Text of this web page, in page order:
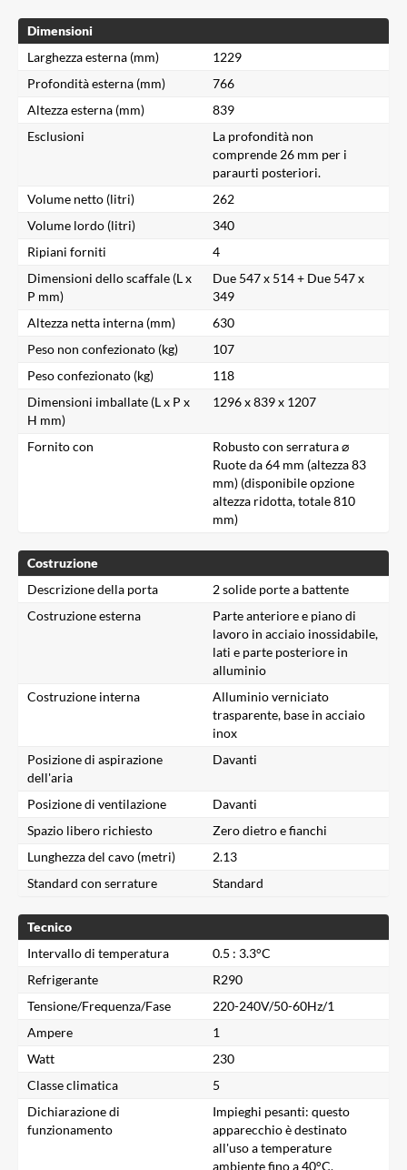
Dimensioni
Larghezza esterna (mm)
1229
Profondità esterna (mm)
766
Altezza esterna (mm)
839
Esclusioni
La profondità non
comprende 26 mm per i
paraurti posteriori.
Volume netto (litri)
262
Volume lordo (litri)
340
Ripiani forniti
4
Dimensioni dello scaffale (L x
P mm)
Due 547 x 514 + Due 547 x
349
Altezza netta interna (mm)
630
Peso non confezionato (kg)
107
Peso confezionato (kg)
118
Dimensioni imballate (L x P x
H mm)
1296 x 839 x 1207
Fornito con
Robusto con serratura ⌀
Ruote da 64 mm (altezza 83
mm) (disponibile opzione
altezza ridotta, totale 810
mm)
Costruzione
Descrizione della porta
2 solide porte a battente
Costruzione esterna
Parte anteriore e piano di
lavoro in acciaio inossidabile,
lati e parte posteriore in
alluminio
Costruzione interna
Alluminio verniciato
trasparente, base in acciaio
inox
Posizione di aspirazione
dell'aria
Davanti
Posizione di ventilazione
Davanti
Spazio libero richiesto
Zero dietro e fianchi
Lunghezza del cavo (metri)
2.13
Standard con serrature
Standard
Tecnico
Intervallo di temperatura
0.5 : 3.3°C
Refrigerante
R290
Tensione/Frequenza/Fase
220-240V/50-60Hz/1
Ampere
1
Watt
230
Classe climatica
5
Dichiarazione di
funzionamento
Impieghi pesanti: questo
apparecchio è destinato
all'uso a temperature
ambiente fino a 40°C.